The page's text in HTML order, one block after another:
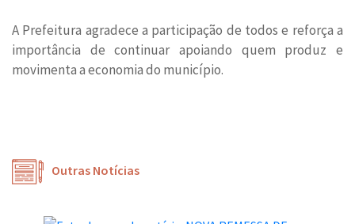
A Prefeitura agradece a participação de todos e reforça a
importância de continuar apoiando quem produz e
movimenta a economia do município.
Outras Notícias